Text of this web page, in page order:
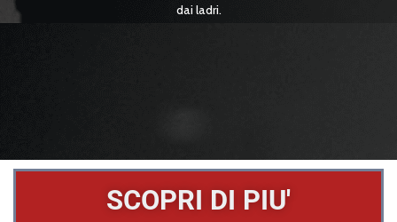
dai ladri.
SCOPRI DI PIU'